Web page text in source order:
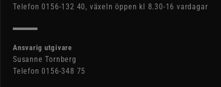
Telefon 0156-132 40, växeln öppen kl 8.30-16 vardagar
Ansvarig utgivare
Susanne Tornberg
Telefon 0156-348 75